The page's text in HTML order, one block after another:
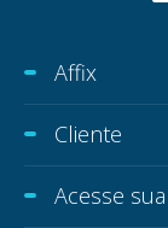
Affix
Cliente
Acesse